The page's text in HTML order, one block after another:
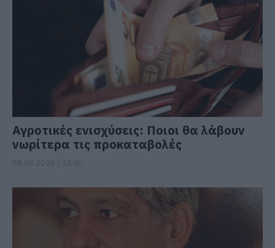
Αγροτικές ενισχύσεις: Ποιοι θα λάβουν
νωρίτερα τις προκαταβολές